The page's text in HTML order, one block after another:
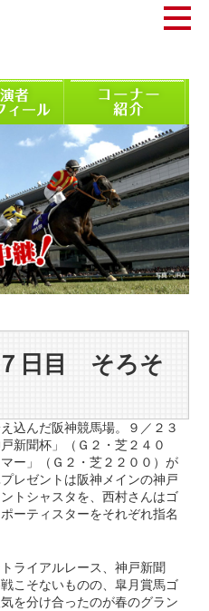
日目 そろそ
込んだ阪神競馬場。９／２３
新聞杯」（Ｇ２・芝２４０
ー」（Ｇ２・芝２２００）が
レゼントは阪神メインの神戸
トシャスタを、西村さんはゴ
ーティスターをそれぞれ指名
ライアルレース、神戸新聞
こそないものの、皐月賞馬ゴ
を分け合ったのが春のグラン